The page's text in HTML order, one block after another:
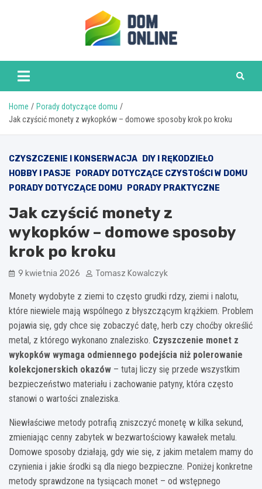
www.domonline.pl
Home
Porady dotyczące domu
Jak czyścić monety z wykopków – domowe sposoby krok po kroku
CZYSZCZENIE I KONSERWACJA
DIY I RĘKODZIEŁO
HOBBY I PASJE
PORADY DOTYCZĄCE CZYSTOŚCI W DOMU
PORADY DOTYCZĄCE DOMU
PORADY PRAKTYCZNE
Jak czyścić monety z
wykopków – domowe sposoby
krok po kroku
9 kwietnia 2026 Tomasz Kowalczyk
Monety wydobyte z ziemi to często grudki rdzy, ziemi i nalotu,
które niewiele mają wspólnego z błyszczącym krążkiem. Problem
pojawia się, gdy chce się zobaczyć datę, herb czy choćby określić
metal, z którego wykonano znalezisko. Czyszczenie monet z
wykopków wymaga odmiennego podejścia niż polerowanie
kolekcjonerskich okazów – tutaj liczy się przede wszystkim
bezpieczeństwo materiału i zachowanie patyny, która często
stanowi o wartości znaleziska.
Niewłaściwe metody potrafią zniszczyć monetę w kilka sekund,
zmieniając cenny zabytek w bezwartościowy kawałek metalu.
Domowe sposoby działają, gdy wie się, z jakim metalem mamy do
czynienia i jakie środki są dla niego bezpieczne. Poniżej konkretne
metody sprawdzone na tysiącach monet – od wstępnego